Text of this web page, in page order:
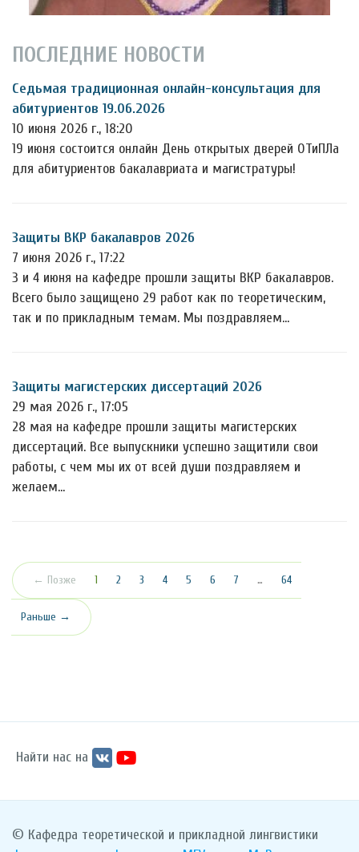
ПОСЛЕДНИЕ НОВОСТИ
Седьмая традиционная онлайн-консультация для
абитуриентов 19.06.2026
10 июня 2026 г., 18:20
19 июня состоится онлайн День открытых дверей ОТиПЛа
для абитуриентов бакалавриата и магистратуры!
Защиты ВКР бакалавров 2026
7 июня 2026 г., 17:22
3 и 4 июня на кафедре прошли защиты ВКР бакалавров.
Всего было защищено 29 работ как по теоретическим,
так и по прикладным темам. Мы поздравляем…
Защиты магистерских диссертаций 2026
29 мая 2026 г., 17:05
28 мая на кафедре прошли защиты магистерских
диссертаций. Все выпускники успешно защитили свои
работы, с чем мы их от всей души поздравляем и
желаем…
← Позже 1 (текущая)
2 3 4 5 6 7 … 64
Раньше →
Найти нас на
© Кафедра теоретической и прикладной лингвистики